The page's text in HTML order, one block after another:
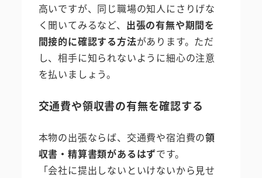
高いですが、同じ職場の知人にさりげな
く聞いてみるなど、 出張の有無や期間を
間接的に確認する方法があります。ただ
し、相手に知られないように細心の注意
を払いましょう。
交通費や領収書の有無を確認する
本物の出張ならば、交通費や宿泊費の領
収書・精算書類があるはずです。
「会社に提出しないといけないから見せ